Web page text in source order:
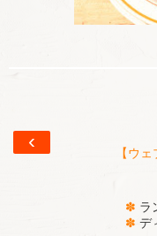
‹ 【ウ
✽ ラ
✽ デ